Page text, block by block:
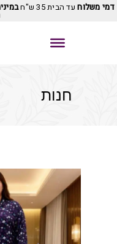
דמי משלוחעד הבית 35 ש"ח
חנות